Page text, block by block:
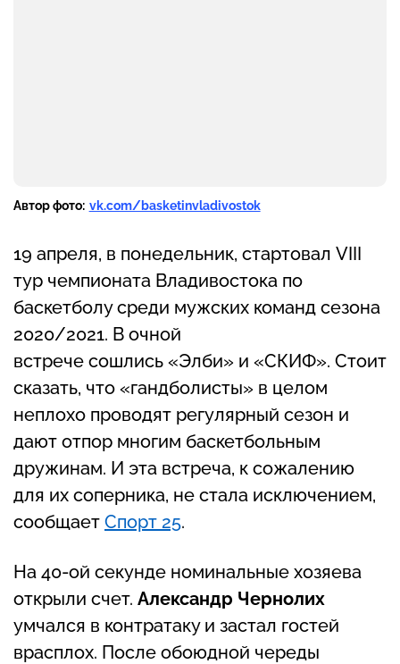
Автор фото: vk.com/basketinvladivostok
19 апреля, в понедельник, стартовал VIII
тур чемпионата Владивостока по
баскетболу среди мужских команд сезона
2020/2021. В очной
встрече сошлись «Элби» и «СКИФ». Стоит
сказать, что «гандболисты» в целом
неплохо проводят регулярный сезон и
дают отпор многим баскетбольным
дружинам. И эта встреча, к сожалению
для их соперника, не стала исключением,
сообщает Спорт 25.
На 40-ой секунде номинальные хозяева
открыли счет. Александр Чернолих
умчался в контратаку и застал гостей
врасплох. После обоюдной череды